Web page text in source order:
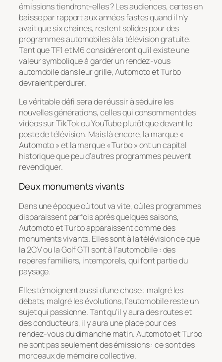
émissions tiendront-elles ? Les audiences, certes en
baisse par rapport aux années fastes quand il n’y
avait que six chaines, restent solides pour des
programmes automobiles à la télévision gratuite.
Tant que TF1 et M6 considéreront qu’il existe une
valeur symbolique à garder un rendez-vous
automobile dans leur grille, Automoto et Turbo
devraient perdurer.
Le véritable défi sera de réussir à séduire les
nouvelles générations, celles qui consomment des
vidéos sur TikTok ou YouTube plutôt que devant le
poste de télévision. Mais là encore, la marque «
Automoto » et la marque « Turbo » ont un capital
historique que peu d’autres programmes peuvent
revendiquer.
Deux monuments vivants
Dans une époque où tout va vite, où les programmes
disparaissent parfois après quelques saisons,
Automoto et Turbo apparaissent comme des
monuments vivants. Elles sont à la télévision ce que
la 2CV ou la Golf GTI sont à l’automobile : des
repères familiers, intemporels, qui font partie du
paysage.
Elles témoignent aussi d’une chose : malgré les
débats, malgré les évolutions, l’automobile reste un
sujet qui passionne. Tant qu’il y aura des routes et
des conducteurs, il y aura une place pour ces
rendez-vous du dimanche matin. Automoto et Turbo
ne sont pas seulement des émissions : ce sont des
morceaux de mémoire collective.